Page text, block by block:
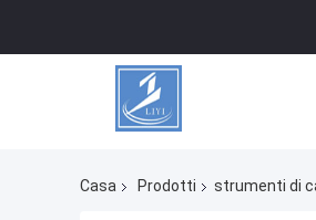
Casa Prodotti strumenti di